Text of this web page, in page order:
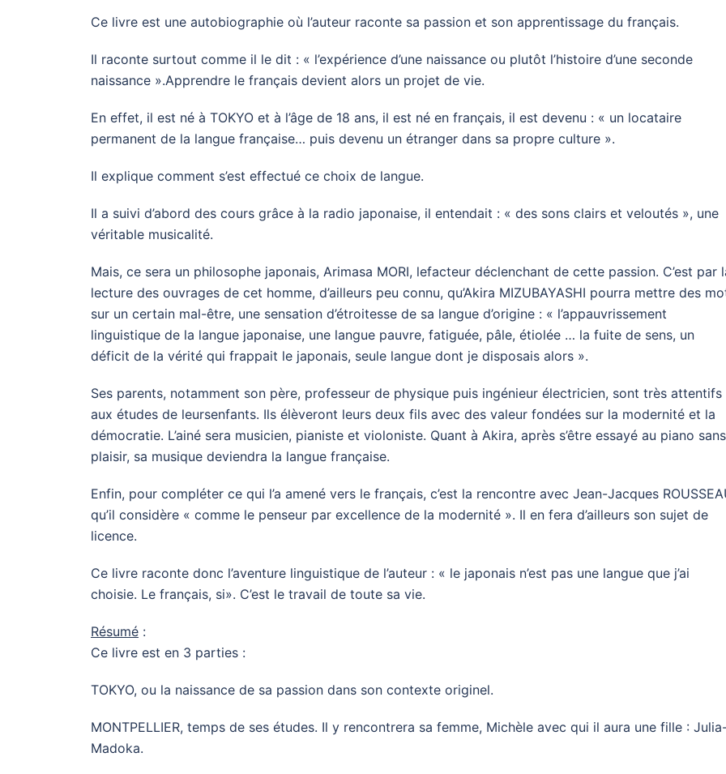
Ce livre est une autobiographie où l’auteur raconte sa passion et son apprentissage du français.
Il raconte surtout comme il le dit : « l’expérience d’une naissance ou plutôt l’histoire d’une seconde
naissance ».Apprendre le français devient alors un projet de vie.
En effet, il est né à TOKYO et à l’âge de 18 ans, il est né en français, il est devenu : « un locataire
permanent de la langue française… puis devenu un étranger dans sa propre culture ».
Il explique comment s’est effectué ce choix de langue.
Il a suivi d’abord des cours grâce à la radio japonaise, il entendait : « des sons clairs et veloutés », une
véritable musicalité.
Mais, ce sera un philosophe japonais, Arimasa MORI, lefacteur déclenchant de cette passion. C’est par
lecture des ouvrages de cet homme, d’ailleurs peu connu, qu’Akira MIZUBAYASHI pourra mettre des
sur un certain mal-être, une sensation d’étroitesse de sa langue d’origine : « l’appauvrissement
linguistique de la langue japonaise, une langue pauvre, fatiguée, pâle, étiolée … la fuite de sens, un
déficit de la vérité qui frappait le japonais, seule langue dont je disposais alors ».
Ses parents, notamment son père, professeur de physique puis ingénieur électricien, sont très attentifs
aux études de leursenfants. Ils élèveront leurs deux fils avec des valeur fondées sur la modernité et la
démocratie. L’ainé sera musicien, pianiste et violoniste. Quant à Akira, après s’être essayé au piano sans
plaisir, sa musique deviendra la langue française.
Enfin, pour compléter ce qui l’a amené vers le français, c’est la rencontre avec Jean-Jacques
qu’il considère « comme le penseur par excellence de la modernité ». Il en fera d’ailleurs son sujet de
licence.
Ce livre raconte donc l’aventure linguistique de l’auteur : « le japonais n’est pas une langue que j’ai
choisie. Le français, si». C’est le travail de toute sa vie.
Résumé :
Ce livre est en 3 parties :
TOKYO, ou la naissance de sa passion dans son contexte originel.
MONTPELLIER, temps de ses études. Il y rencontrera sa femme, Michèle avec qui il aura une fille :
Madoka.